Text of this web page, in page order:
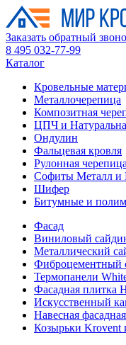
Заказать обратный
8 495 032-77-99
Каталог
Кровельные
Металлочерепица
Композитная
ЦПЧ и
Ондулин
Фальцевая кровля
Рулонная
Софиты Металл
Шифер
Битумные и
Фасад
Виниловый
Металлический
Фиброцементный
Термопанели
Фасадная плитка
Искусственный
Навесная
Козырьки Krovent